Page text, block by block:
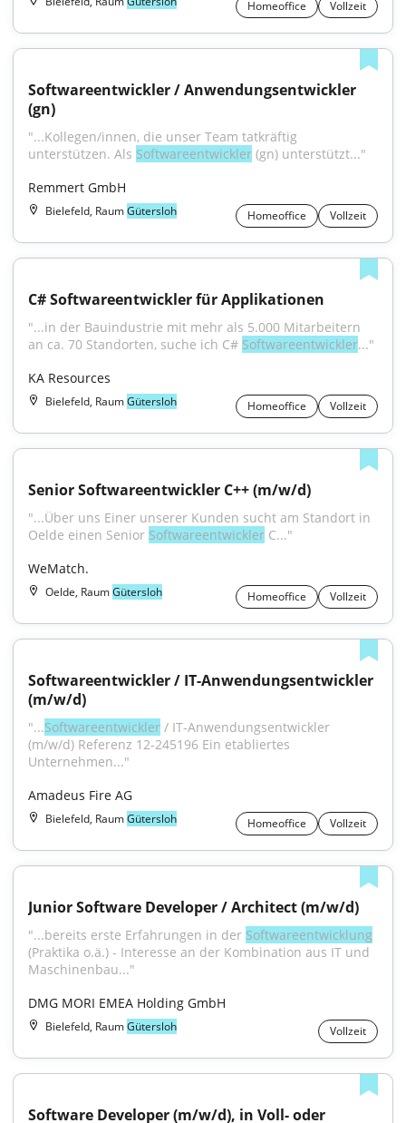
Homeoffice Vollzeit
Softwareentwickler / Anwendungsentwickler
(gn)
"...Kollegen/innen, die unser Team tatkräftig
unterstützen. Als Softwareentwickler (gn) unterstützt..."
Remmert GmbH
Bielefeld, RaumGütersloh Homeoffice Vollzeit
C# Softwareentwickler für Applikationen
"...in der Bauindustrie mit mehr als 5.000 Mitarbeitern
an ca. 70 Standorten, suche ich C# Softwareentwickler..."
KA Resources
Bielefeld, RaumGütersloh Homeoffice Vollzeit
Senior Softwareentwickler C++ (m/w/d)
"...Über uns Einer unserer Kunden sucht am Standort in
Oelde einen Senior Softwareentwickler C..."
WeMatch.
Oelde, RaumGütersloh Homeoffice Vollzeit
Softwareentwickler / IT-Anwendungsentwickler
(m/w/d)
"...Softwareentwickler / IT-Anwendungsentwickler
(m/w/d) Referenz 12-245196 Ein etabliertes
Unternehmen..."
Amadeus Fire AG
Bielefeld, RaumGütersloh Homeoffice Vollzeit
Junior Software Developer / Architect (m/w/d)
"...bereits erste Erfahrungen in der Softwareentwicklung
(Praktika o.ä.) - Interesse an der Kombination aus IT und
Maschinenbau..."
DMG MORI EMEA Holding GmbH
Bielefeld, RaumGütersloh Vollzeit
Software Developer (m/w/d), in Voll- oder